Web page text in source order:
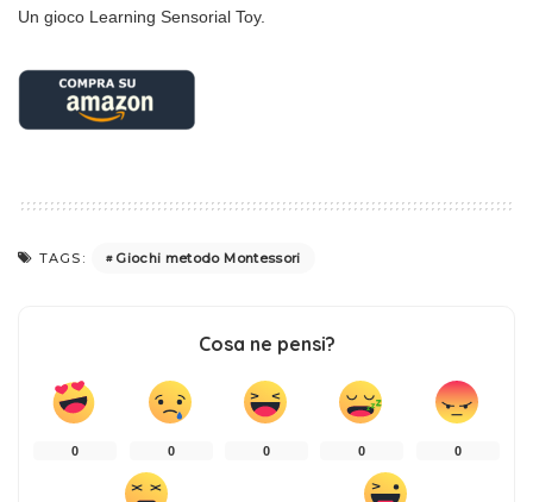
Un gioco Learning Sensorial Toy.
TAGS: Giochi metodo Montessori
Cosa ne pensi?
0 0 0 0 0